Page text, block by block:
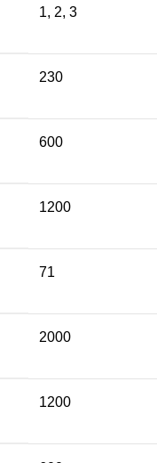
1, 2, 3
230
600
1200
71
2000
1200